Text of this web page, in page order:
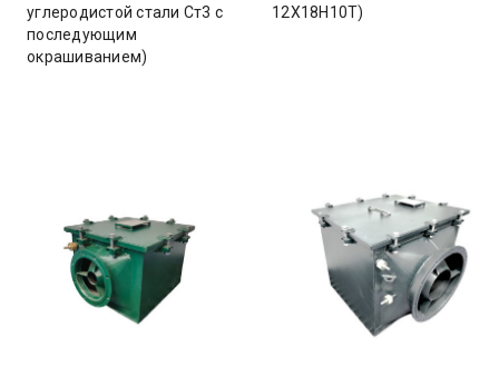
углеродистой стали Ст3 с
последующим
окрашиванием)
12Х18Н10Т)